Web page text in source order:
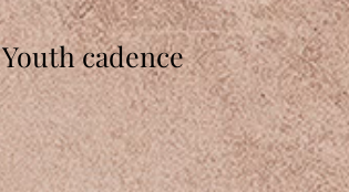
Youth cadence